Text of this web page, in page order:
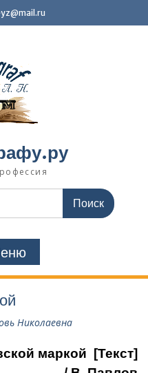
Николаевна
маркой [Текст]